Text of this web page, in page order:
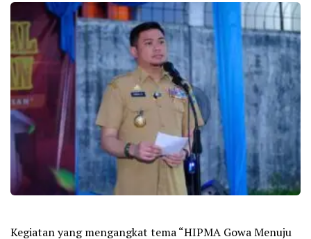
Kegiatan yang mengangkat tema “HIPMA Gowa Menuju